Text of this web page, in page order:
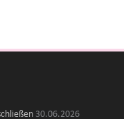
30.06.2026